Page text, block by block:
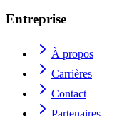
Entreprise
À propos
Carrières
Contact
Partenaires